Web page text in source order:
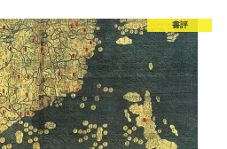
書評